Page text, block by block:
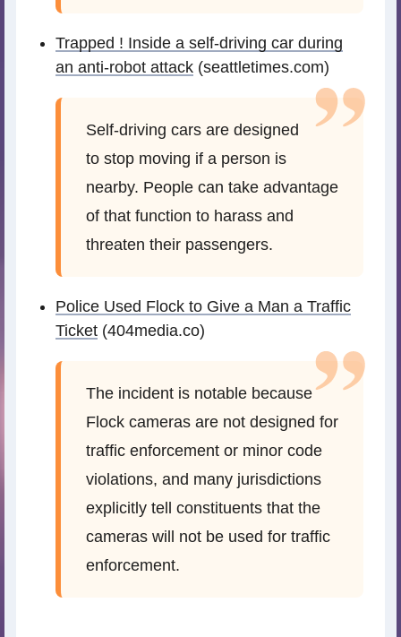
Trapped ! Inside a self-driving car during
an anti-robot attack (seattletimes.com)
Self-driving cars are designed
to stop moving if a person is
nearby. People can take advantage
of that function to harass and
threaten their passengers.
Police Used Flock to Give a Man a Traffic
Ticket (404media.co)
The incident is notable because
Flock cameras are not designed for
traffic enforcement or minor code
violations, and many jurisdictions
explicitly tell constituents that the
cameras will not be used for traffic
enforcement.